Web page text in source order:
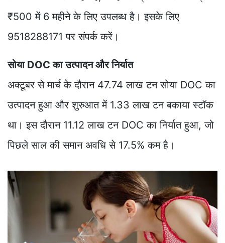
₹500 में 6 महीने के लिए उपलब्ध है। इसके लिए
9518288171 पर संपर्क करें।
सोया DOC का उत्पादन और निर्यात
अक्टूबर से मार्च के दौरान 47.74 लाख टन सोया DOC का
उत्पादन हुआ और शुरुआत में 1.33 लाख टन बकाया स्टॉक
था। इस दौरान 11.12 लाख टन DOC का निर्यात हुआ, जो
पिछले साल की समान अवधि से 17.5% कम है।